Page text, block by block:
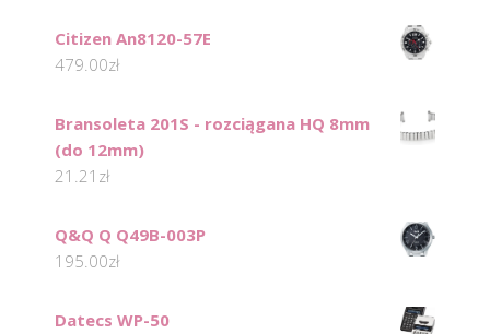
Citizen An8120-57E
479.00zł
Bransoleta 201S - rozciągana HQ 8mm
(do 12mm)
21.21 zł
Q&Q Q Q49B-003P
195.00zł
Datecs WP-50